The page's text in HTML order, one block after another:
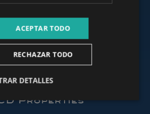
www.budapestoffices.net
ACEPTAR TODO
RECHAZAR TODO
DETALLES